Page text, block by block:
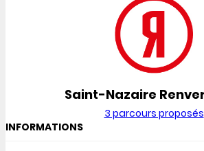
Saint-Nazaire
3 parcours proposés
INFORMATIONS